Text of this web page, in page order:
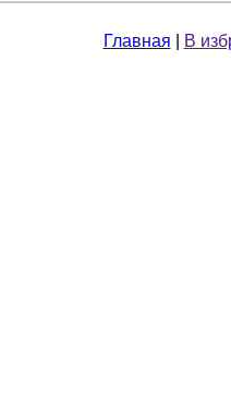
Главная В